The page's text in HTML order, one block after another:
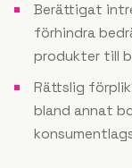
Berättigat
förhindra
produkter till
Rättslig
bland annat